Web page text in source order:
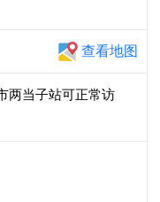
查看地图
两当子站可正常访